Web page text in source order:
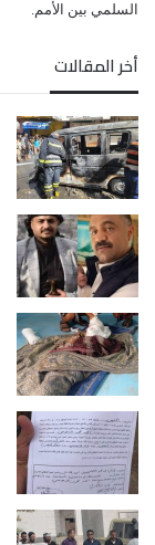
ﺍﻟﺴﻠﻤﻲ ﺑﻴﻦ ﺍﻷﻣﻢ.
أخر المقالات